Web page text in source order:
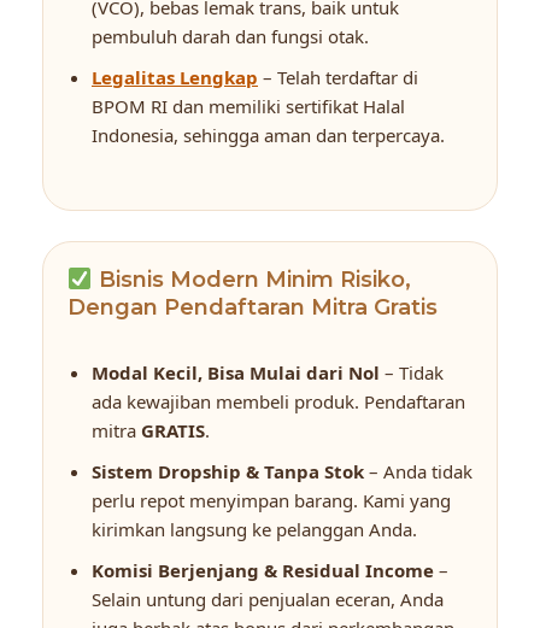
(VCO), bebas lemak trans, baik untuk
pembuluh darah dan fungsi otak.
Legalitas Lengkap – Telah terdaftar di
BPOM RI dan memiliki sertifikat Halal
Indonesia, sehingga aman dan terpercaya.
Bisnis Modern Minim Risiko,
Dengan Pendaftaran Mitra Gratis
Modal Kecil, Bisa Mulai dari Nol – Tidak
ada kewajiban membeli produk. Pendaftaran
mitra GRATIS.
Sistem Dropship & Tanpa Stok – Anda tidak
perlu repot menyimpan barang. Kami yang
kirimkan langsung ke pelanggan Anda.
Komisi Berjenjang & Residual Income –
Selain untung dari penjualan eceran, Anda